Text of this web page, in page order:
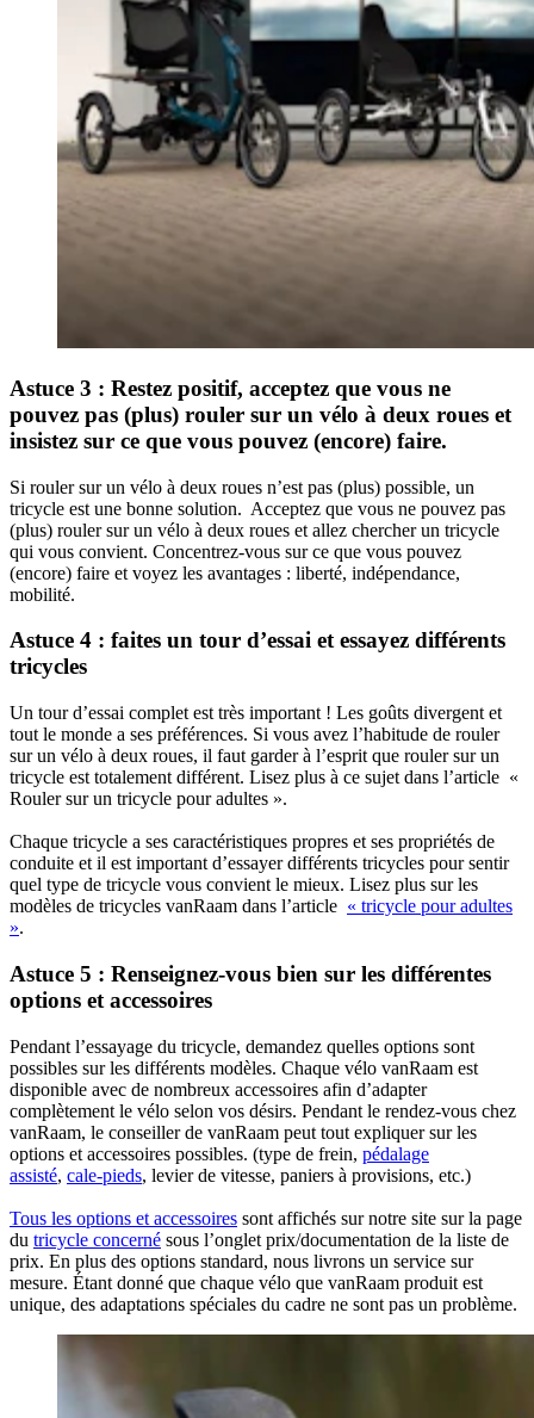
Astuce 3 : Restez positif, acceptez que vous ne
pouvez pas (plus) rouler sur un vélo à deux roues et
insistez sur ce que vous pouvez (encore) faire.
Si rouler sur un vélo à deux roues n’est pas (plus) possible, un
tricycle est une bonne solution. Acceptez que vous ne pouvez pas
(plus) rouler sur un vélo à deux roues et allez chercher un tricycle
qui vous convient. Concentrez-vous sur ce que vous pouvez
(encore) faire et voyez les avantages : liberté, indépendance,
mobilité.
Astuce 4 : faites un tour d’essai et essayez différents
tricycles
Un tour d’essai complet est très important ! Les goûts divergent et
tout le monde a ses préférences. Si vous avez l’habitude de rouler
sur un vélo à deux roues, il faut garder à l’esprit que rouler sur un
tricycle est totalement différent. Lisez plus à ce sujet dans l’article «
Rouler sur un tricycle pour adultes ».
Chaque tricycle a ses caractéristiques propres et ses propriétés de
conduite et il est important d’essayer différents tricycles pour sentir
quel type de tricycle vous convient le mieux. Lisez plus sur les
modèles de tricycles vanRaam dans l’article « tricycle pour adultes
».
Astuce 5 : Renseignez-vous bien sur les différentes
options et accessoires
Pendant l’essayage du tricycle, demandez quelles options sont
possibles sur les différents modèles. Chaque vélo vanRaam est
disponible avec de nombreux accessoires afin d’adapter
complètement le vélo selon vos désirs. Pendant le rendez-vous chez
vanRaam, le conseiller de vanRaam peut tout expliquer sur les
options et accessoires possibles. (type de frein, pédalage
assisté, cale-pieds, levier de vitesse, paniers à provisions, etc.)
Tous les options et accessoires sont affichés sur notre site sur la page
du tricycle concerné sous l’onglet prix/documentation de la liste de
prix. En plus des options standard, nous livrons un service sur
mesure. Étant donné que chaque vélo que vanRaam produit est
unique, des adaptations spéciales du cadre ne sont pas un problème.